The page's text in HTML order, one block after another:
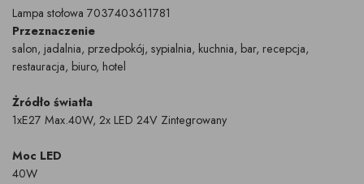
Lampa stołowa 7037403611781
Przeznaczenie
salon, jadalnia, przedpokój, sypialnia, kuchnia, bar, recepcja,
restauracja, biuro, hotel
Żródło światła
1xE27 Max.40W, 2x LED 24V Zintegrowany
Moc LED
40W